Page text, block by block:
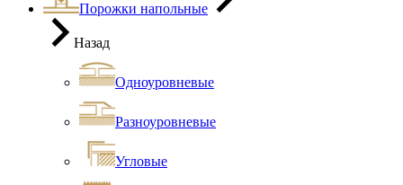
Порожки напольные
Назад
Одноуровневые
Разноуровневые
Угловые